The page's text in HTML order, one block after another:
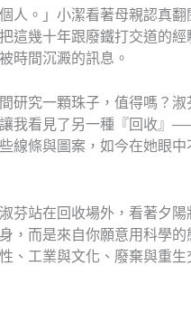
人。」小潔看著母親認真
這幾十年跟廢鐵打交道的
時間沉澱的訊息。
研究一顆珠子，值得嗎？
我看見了另一種『回收』
線條與圖案，如今在她眼
芬站在回收場外，看著夕
，而是來自你願意用科學
工業與文化、廢棄與重生